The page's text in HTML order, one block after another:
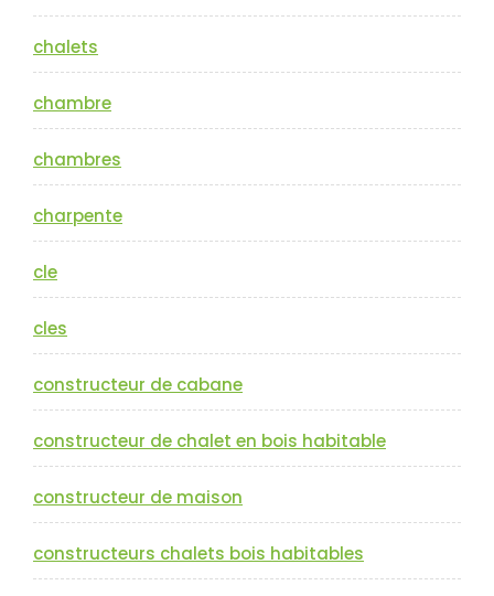
chalets
chambre
chambres
charpente
cle
cles
constructeur de cabane
constructeur de chalet en bois habitable
constructeur de maison
constructeurs chalets bois habitables